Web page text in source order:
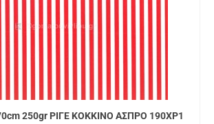
250gr ΡΙΓΕ ΚΟΚΚΙΝΟ ΑΣΠΡΟ 190XP1